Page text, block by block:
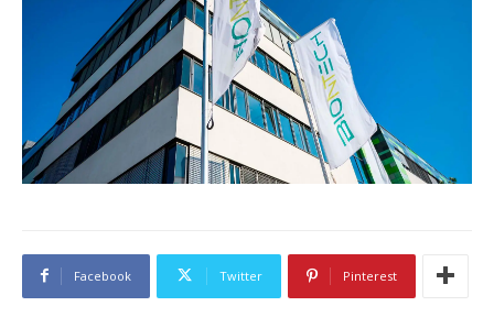
Facebook Twitter Pinterest